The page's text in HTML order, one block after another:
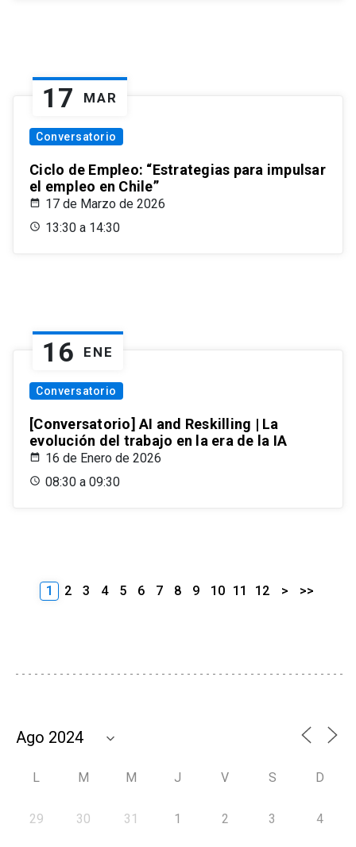
17 MAR
Conversatorio
Ciclo de Empleo: “Estrategias para impulsar
el empleo en Chile”
17 de Marzo de 2026
13:30 a 14:30
16 ENE
Conversatorio
[Conversatorio] AI and Reskilling | La
evolución del trabajo en la era de la IA
16 de Enero de 2026
08:30 a 09:30
1 2 3 4 5 6 7 8 9 10 11 12 > >>
L M M J V S D
29 30 31 1 2 3 4